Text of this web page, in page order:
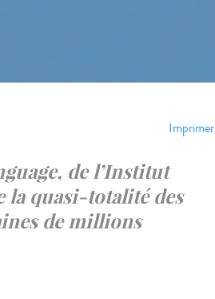
Imprimer
de l’Institut
la quasi-totalité des
de millions